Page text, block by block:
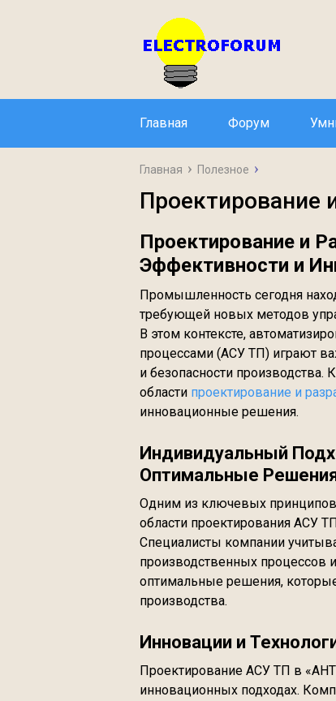
Главная Форум
Главная Полезное
Проектирование
Проектирование и
Эффективности и
Промышленность сегодня
требующей новых методов
В этом контексте,
процессами (АСУ ТП) играют
и безопасности
области проектирование и
инновационные решения.
Индивидуальный
Оптимальные
Одним из ключевых
области проектирования АСУ
Специалисты компании
производственных процессов
оптимальные решения,
производства.
Инновации и
Проектирование АСУ ТП в
инновационных подходах.